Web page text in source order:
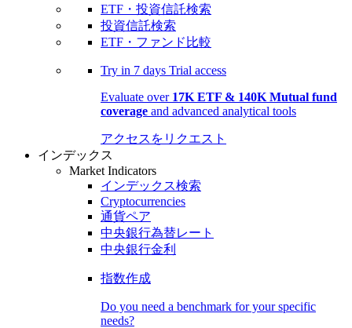
ETF・投資信託検索
投資信託検索
ETF・ファンド比較
Try in 7 days Trial access
Evaluate over 17K ETF & 140K Mutual fund
coverage and advanced analytical tools
アクセスをリクエスト
インデックス
Market Indicators
インデックス検索
Cryptocurrencies
通貨ペア
中央銀行為替レート
中央銀行金利
指数作成
Do you need a benchmark for your specific
needs?